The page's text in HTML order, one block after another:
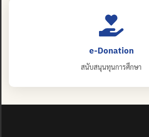
e-Donation
สนับสนุนทุนการศึกษา